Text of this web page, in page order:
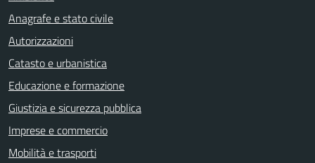
Anagrafe e stato civile
Autorizzazioni
Catasto e urbanistica
Educazione e formazione
Giustizia e sicurezza pubblica
Imprese e commercio
Mobilità e trasporti